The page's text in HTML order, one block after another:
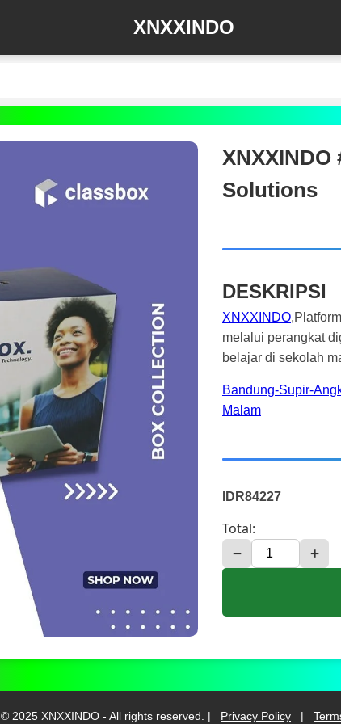
XNXXINDO
Solutions
DESKRIPSI
XNXXINDO
melalui perangkat
belajar di sekolah
Bandung-Supir-
Malam
IDR84227
Total:
− +
© 2025 XNXXINDO - All rights reserved. | Privacy Policy |